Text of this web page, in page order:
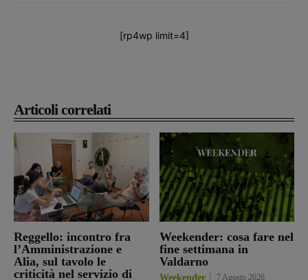
Articoli correlati
Reggello: incontro fra
l’Amministrazione e
Alia, sul tavolo le
criticità nel servizio di
Weekender: cosa fare nel
fine settimana in
Valdarno
Weekender 7 Agosto 2026
[rp4wp limit=4]